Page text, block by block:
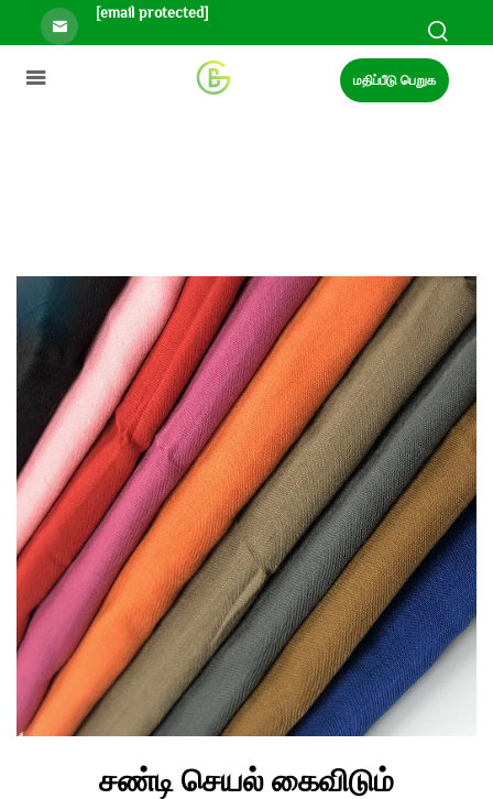
[email protected]
மதிப்பீடு பெறுக
சண்டி செயல் கைவிடும்